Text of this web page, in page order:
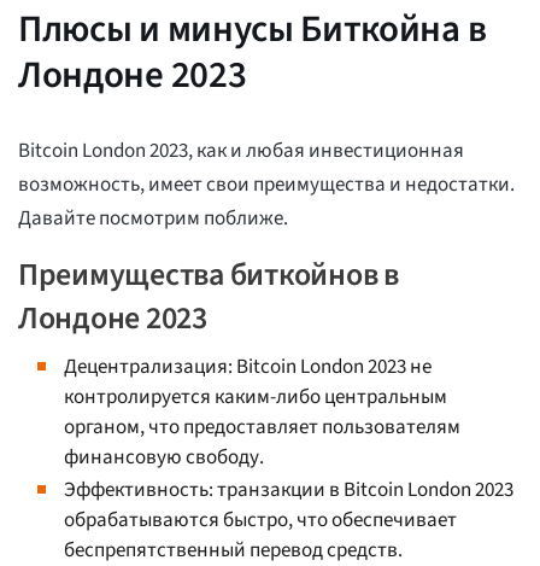
Плюсы и минусы Биткойна в
Лондоне 2023
Bitcoin London 2023, как и любая инвестиционная
возможность, имеет свои преимущества и недостатки.
Давайте посмотрим поближе.
Преимущества биткойнов в
Лондоне 2023
Децентрализация: Bitcoin London 2023 не
контролируется каким-либо центральным
органом, что предоставляет пользователям
финансовую свободу.
Эффективность: транзакции в Bitcoin London 2023
обрабатываются быстро, что обеспечивает
беспрепятственный перевод средств.